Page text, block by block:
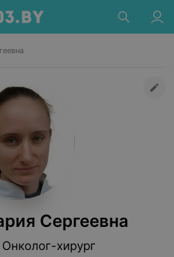
Сергеевна
хирург